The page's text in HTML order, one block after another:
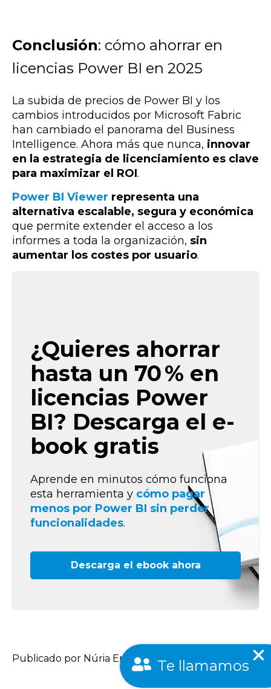
Conclusión: cómo ahorrar en
licencias Power BI en 2025
La subida de precios de Power BI y los
cambios introducidos por Microsoft Fabric
han cambiado el panorama del Business
Intelligence. Ahora más que nunca, innovar
en la estrategia de licenciamiento es clave
para maximizar el ROI.
Power BI Viewer representa una
alternativa escalable, segura y económica
que permite extender el acceso a los
informes a toda la organización, sin
aumentar los costes por usuario.
¿Quieres ahorrar
hasta un 70 % en
licencias Power
BI? Descarga el e-
book gratis
Aprende en minutos cómo funciona
esta herramienta y cómo pagar
menos por Power BI sin perder
funcionalidades.
Descarga el ebook ahora
Publicado por Núria Emilio Te llamamos